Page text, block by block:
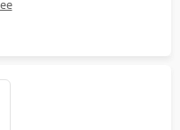
портов USB